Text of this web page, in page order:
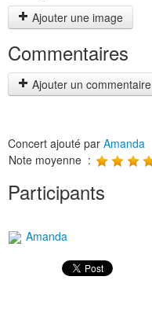
Ajouter une image
Commentaires
Ajouter un commentaire
Concert ajouté par Amanda
Note moyenne :
Participants
Amanda